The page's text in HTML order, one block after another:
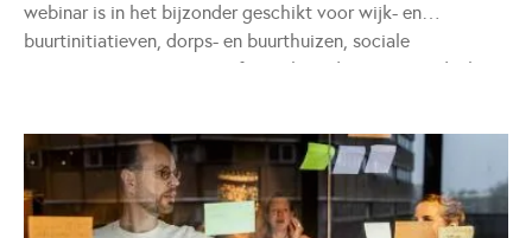
webinar is in het bijzonder geschikt voor wijk- en
buurtinitiatieven, dorps- en buurthuizen, sociale
organisaties, initiatieven of sociale ondernemingen die hun